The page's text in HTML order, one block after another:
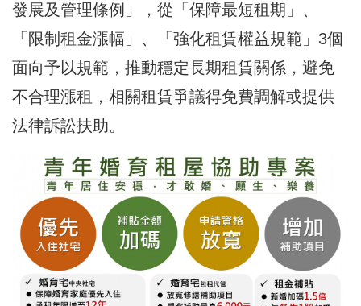
發展及管理條例」，從「保障最短租期」、
「限制租金漲幅」、「強化租賃權益規範」3個
面向予以規範，推動穩定長期租賃關係，避免
不合理漲租，相關租賃爭議得免費調解或提供
法律訴訟扶助。